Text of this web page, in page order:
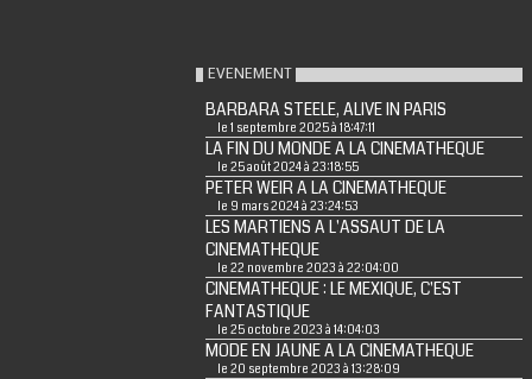
EVENEMENT
BARBARA STEELE, ALIVE IN PARIS
le 1 septembre 2025 à 18:47:11
LA FIN DU MONDE A LA CINEMATHEQUE
le 25 août 2024 à 23:18:55
PETER WEIR A LA CINEMATHEQUE
le 9 mars 2024 à 23:24:53
LES MARTIENS A L'ASSAUT DE LA
CINEMATHEQUE
le 22 novembre 2023 à 22:04:00
CINEMATHEQUE : LE MEXIQUE, C'EST
FANTASTIQUE
le 25 octobre 2023 à 14:04:03
MODE EN JAUNE A LA CINEMATHEQUE
le 20 septembre 2023 à 13:28:09